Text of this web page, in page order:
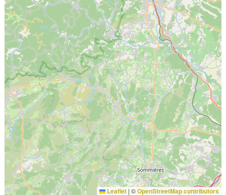
Leaflet | ©OpenStreetMap contributors